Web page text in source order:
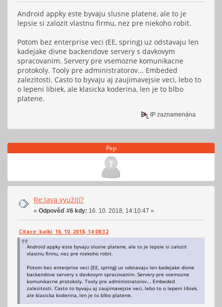
Android appky este byvaju slusne platene, ale to je
lepsie si zalozit vlastnu firmu, nez pre niekoho robit.
Potom bez enterprise veci (EE, spring) uz odstavaju len
kadejake divne backendove servery s davkovym
spracovanim. Servery pre vsemozne komunikacne
protokoly. Tooly pre administratorov... Embeded
zalezitosti. Casto to byvaju aj zaujimavejsie veci, lebo to
o lepeni libiek, ale klasicka koderina, len je to blbo
platene.
IP zaznamenána
Pep
Re:Java využití?
« Odpověď #6 kdy: 16. 10. 2018, 14:10:47 »
Citace: balki 16. 10. 2018, 14:08:32
Android appky este byvaju slusne platene, ale to je lepsie si zalozit
vlastnu firmu, nez pre niekoho robit.
Potom bez enterprise veci (EE, spring) uz odstavaju len kadejake divne
backendove servery s davkovym spracovanim. Servery pre vsemozne
komunikacne protokoly. Tooly pre administratorov... Embeded
zalezitosti. Casto to byvaju aj zaujimavejsie veci, lebo to o lepeni libiek,
ale klasicka koderina, len je to blbo platene.